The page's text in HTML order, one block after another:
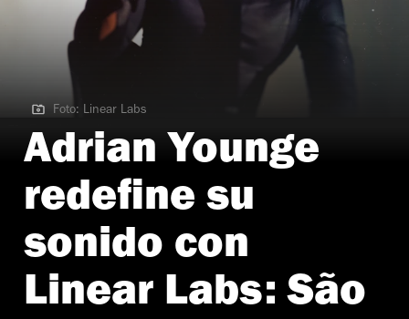
Foto: Linear Labs
Foto: Linear Labs
Adrian Younge
redefine su
sonido con
Linear Labs: São